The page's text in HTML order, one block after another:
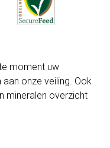
moment uw
onze veiling. Ook
mineralen overzicht